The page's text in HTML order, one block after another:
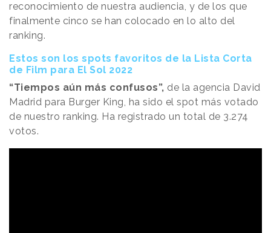
reconocimiento de nuestra audiencia, y de los que
finalmente cinco se han colocado en lo alto del
ranking.
Estos son los spots favoritos de la Lista Corta
de Film para El Sol 2022
“Tiempos aún más confusos”, de la agencia David
Madrid para Burger King, ha sido el spot más votado
de nuestro ranking. Ha registrado un total de 3.274
votos.